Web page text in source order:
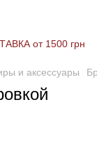
от 1500 грн
и аксессуары